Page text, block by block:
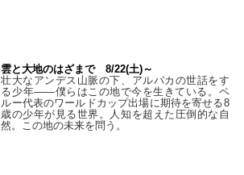
雲と大地のはざまで 8/22(土)～
壮大なアンデス山脈の下、アルパカの世話をす
る少年――僕らはこの地で今を生きている。ペ
ルー代表のワールドカップ出場に期待を寄せる8
歳の少年が見る世界。人知を超えた圧倒的な自
然。この地の未来を問う。